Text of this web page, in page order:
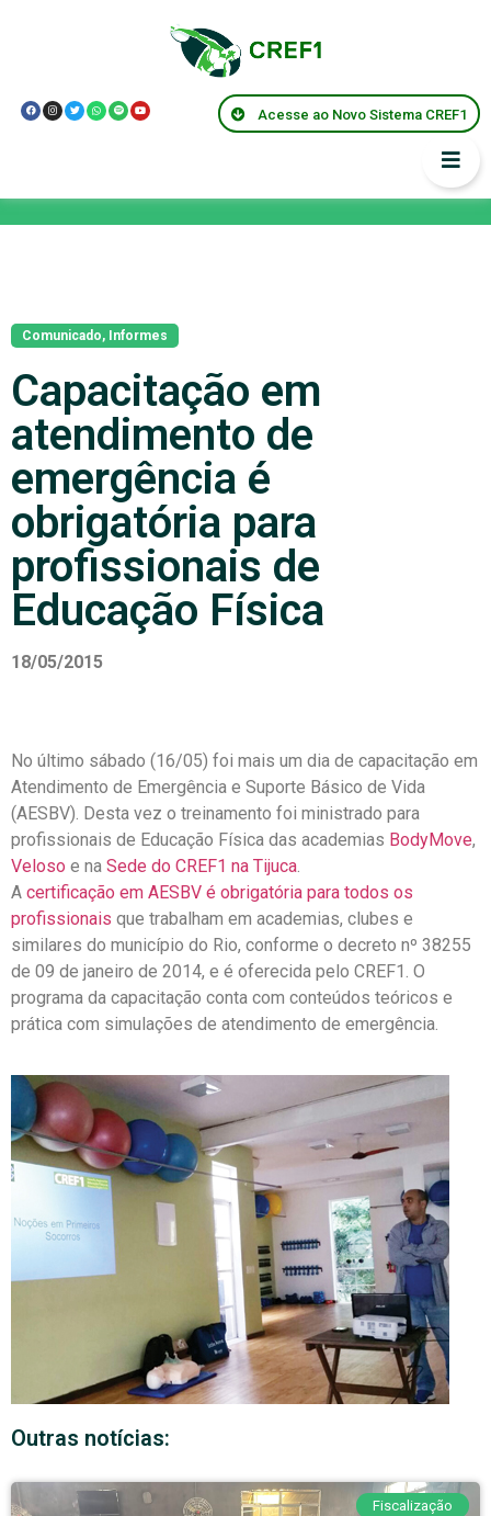
Acesse ao Novo Sistema CREF1
Comunicado, Informes
Capacitação em
atendimento de
emergência é
obrigatória para
profissionais de
Educação Física
18/05/2015
No último sábado (16/05) foi mais um dia de capacitação em
Atendimento de Emergência e Suporte Básico de Vida
(AESBV). Desta vez o treinamento foi ministrado para
profissionais de Educação Física das academias BodyMove,
Veloso e na Sede do CREF1 na Tijuca.
A certificação em AESBV é obrigatória para todos os
profissionais que trabalham em academias, clubes e
similares do município do Rio, conforme o decreto nº 38255
de 09 de janeiro de 2014, e é oferecida pelo CREF1. O
programa da capacitação conta com conteúdos teóricos e
prática com simulações de atendimento de emergência.
Outras notícias:
Fiscalização